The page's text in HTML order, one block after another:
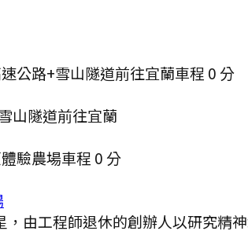
公路+雪山隧道前往宜蘭車程 0 分
山隧道前往宜蘭
驗農場車程 0 分
，由工程師退休的創辦人以研究精